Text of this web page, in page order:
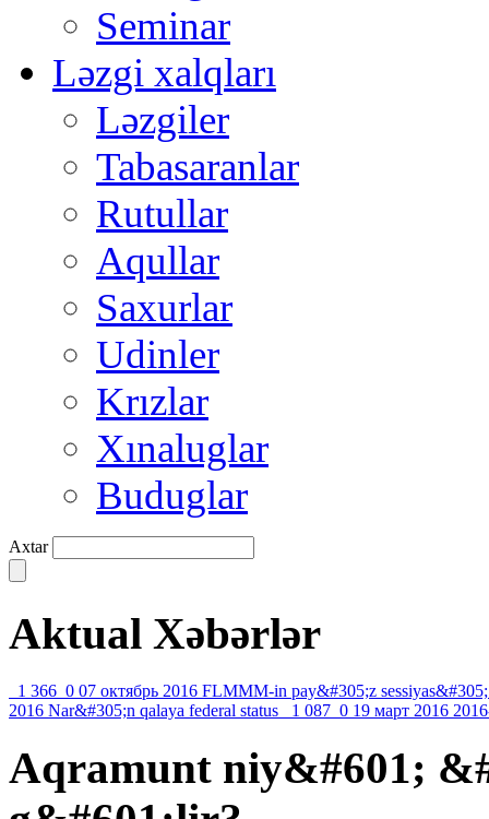
Seminar
Ləzgi xalqları
Ləzgiler
Tabasaranlar
Rutullar
Aqullar
Saxurlar
Udinler
Krızlar
Xınaluglar
Buduglar
Axtar
Aktual Xəbərlər
1 366 0 07 октябрь 2016 FLMMM-in pay&#305;z sessiyas&#305;
2016 Nar&#305;n qalaya federal status 1 087 0 19 март 2016
Aqramunt niy&#601;